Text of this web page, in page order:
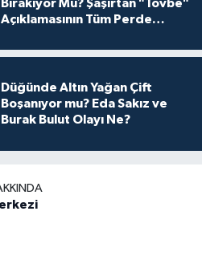
Bırakıyor Mu? Şaşırtan "Tövbe"
Açıklamasının Tüm Perde
Düğünde Altın Yağan Çift
Boşanıyor mu? Eda Sakız ve
Burak Bulut Olayı Ne?